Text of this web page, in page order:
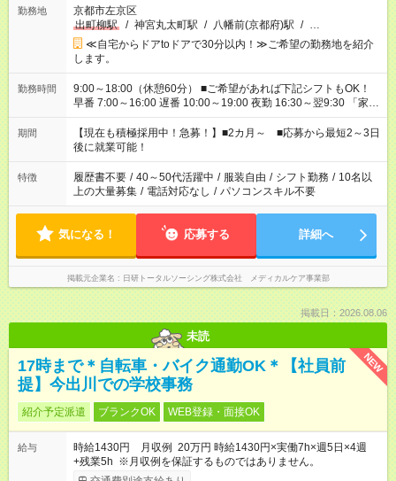
勤務地
京都市左京区
出町柳駅
/ 神宮丸太町駅 / 八幡前(京都府)駅 / …
≪自宅からドアtoドアで30分以内！≫ご希望の勤務地を紹介
します。
勤務時間
9:00～18:00（休憩60分） ■ご希望があれば下記シフトもOK！
早番 7:00～16:00 遅番 10:00～19:00 夜勤 16:30～翌9:30 「家族
と休みを合わせたい」 「余裕を持って夕飯の準備がしたい」
「できれば残業はしたくない」 など、ご希望を教えてください
ね。 ※Wワーク希望の方へ 今ご覧のお仕事で希望する勤務時間
と、もう1つのお仕事の勤務時間。 合計で週40時間を超える場
合は応募できません。
期間
【現在も積極採用中！急募！】■2カ月～ ■応募から最短2～3日
後に就業可能！
特徴 履歴書不要 / 40～50代活躍中 / 服装自由 / シフト勤務 / 10名以
上の大量募集 / 電話対応なし / パソコンスキル不要
気になる！ 応募する 詳細へ
掲載元企業名 日研トータルソーシング株式会社 メディカルケア事業部
掲載日：2026.08.06
未読
NEW
17時まで＊自転車・バイク通勤OK＊【社員前
提】今出川での学校事務
紹介予定派遣 ブランクOK WEB登録・面接OK
給与
時給1430円 月収例 20万円 時給1430円×実働7h×週5日×4週
+残業5h ※月収例を保証するものではありません。